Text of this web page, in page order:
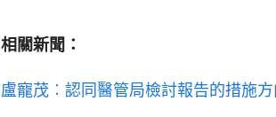
相關新聞：
盧寵茂︰認同醫管局檢討報告的措施